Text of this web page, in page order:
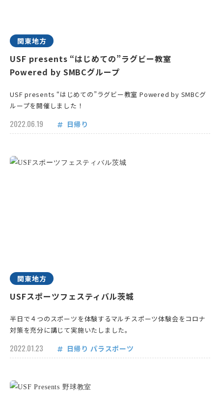
関東地方
USF presents “はじめての”ラグビー教室
Powered by SMBCグループ
USF presents “はじめての”ラグビー教室 Powered by SMBCグ
ループを開催しました！
2022.06.19 日帰り
関東地方
USFスポーツフェスティバル茨城
半日で４つのスポーツを体験するマルチスポーツ体験会をコロナ
対策を充分に講じて実施いたしました。
2022.01.23 日帰り パラスポーツ